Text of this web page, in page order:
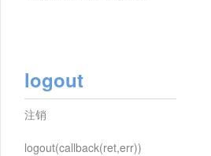
logout
注销
logout(callback(ret,err))